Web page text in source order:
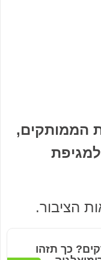
הממותקים,
הציבור.
כך תזהו